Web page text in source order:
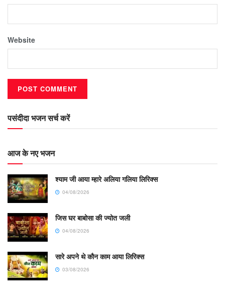
Website
पसंदीदा भजन सर्च करें
आज के नए भजन
श्याम जी आया म्हारे अलिया गलिया लिरिक्स
04/08/2026
जिस घर बाबोसा की ज्योत जली
04/08/2026
सारे अपने थे कौन काम आया लिरिक्स
03/08/2026